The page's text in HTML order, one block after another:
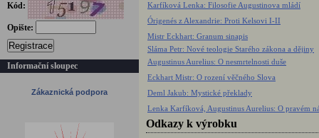
Kód:
Opište:
Registrace
Informační sloupec
Zákaznická podpora
Karfíková Lenka: Filosofie Augustinova mládí
Órigenés z Alexandrie: Proti Kelsovi I-II
Mistr Eckhart: Granum sinapis
Sláma Petr: Nové teologie Starého zákona a dějiny
Augustinus Aurelius: O nesmrtelnosti duše
Eckhart Mistr: O rození věčného Slova
Deml Jakub: Mystické překlady
Lenka Karfíková, Augustinus Aurelius: O pravém
Odkazy k výrobku